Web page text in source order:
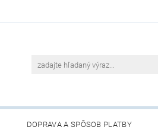
DOPRAVA A SPÔSOB PLATBY